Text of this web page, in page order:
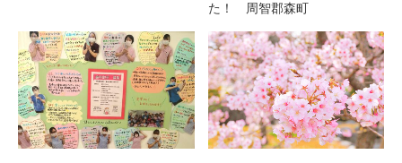
た！ 周智郡森町